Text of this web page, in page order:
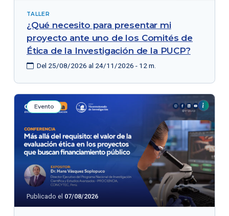
TALLER
¿Qué necesito para presentar mi
proyecto ante uno de los Comités de
Ética de la Investigación de la PUCP?
Del 25/08/2026 al 24/11/2026 - 12 m.
Evento
Publicado el 07/08/2026